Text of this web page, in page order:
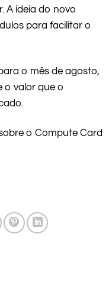
A ideia do novo
para facilitar o
o mês de agosto,
o valor que o
o Compute Card